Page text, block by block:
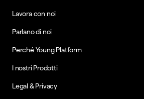
Lavora con noi
Parlano di noi
Perché Young Platform
I nostri Prodotti
Legal & Privacy